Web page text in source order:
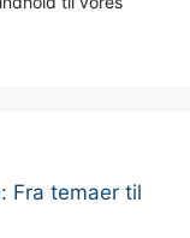
Fra temaer til